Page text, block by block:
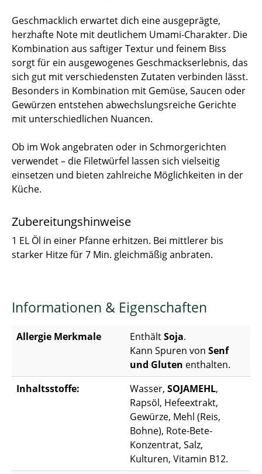
Geschmacklich erwartet dich eine ausgeprägte,
herzhafte Note mit deutlichem Umami-Charakter. Die
Kombination aus saftiger Textur und feinem Biss
sorgt für ein ausgewogenes Geschmackserlebnis, das
sich gut mit verschiedensten Zutaten verbinden lässt.
Besonders in Kombination mit Gemüse, Saucen oder
Gewürzen entstehen abwechslungsreiche Gerichte
mit unterschiedlichen Nuancen.
Ob im Wok angebraten oder in Schmorgerichten
verwendet – die Filetwürfel lassen sich vielseitig
einsetzen und bieten zahlreiche Möglichkeiten in der
Küche.
Zubereitungshinweise
1 EL Öl in einer Pfanne erhitzen. Bei mittlerer bis
starker Hitze für 7 Min. gleichmäßig anbraten.
Informationen & Eigenschaften
Allergie Merkmale EnthältSoja.
Kann Spuren von Senf
und Gluten enthalten.
Inhaltsstoffe:
Wasser, SOJAMEHL,
Rapsöl, Hefeextrakt,
Gewürze, Mehl (Reis,
Bohne), Rote-Bete-
Konzentrat, Salz,
Kulturen, Vitamin B12.